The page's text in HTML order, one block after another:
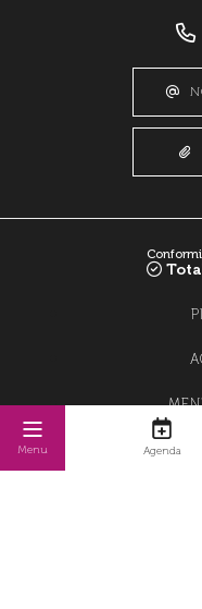
Menu Agenda